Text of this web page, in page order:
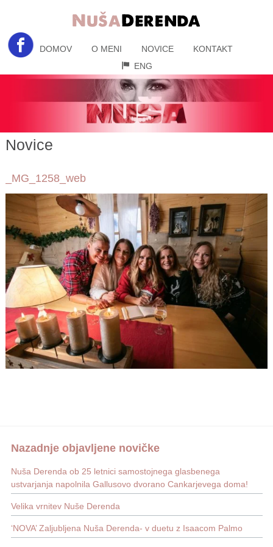
DOMOV O MENI NOVICE
KONTAKT
ENG
Novice
_MG_1258_web
Nazadnje objavljene novičke
Nuša Derenda ob 25 letnici samostojnega glasbenega
ustvarjanja napolnila Gallusovo dvorano Cankarjevega doma!
Velika vrnitev Nuše Derenda
‘NOVA’ Zaljubljena Nuša Derenda- v duetu z Isaacom Palmo